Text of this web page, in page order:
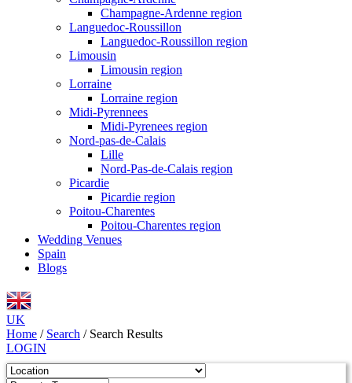
Champagne-Ardenne region
Languedoc-Roussillon
Languedoc-Roussillon region
Limousin
Limousin region
Lorraine
Lorraine region
Midi-Pyrennees
Midi-Pyrenees region
Nord-pas-de-Calais
Lille
Nord-Pas-de-Calais region
Picardie
Picardie region
Poitou-Charentes
Poitou-Charentes region
Wedding Venues
Spain
Blogs
UK
Home / Search / Search Results
LOGIN